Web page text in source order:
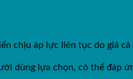
chịu áp lực liên tục do giá cả
dùng lựa chọn, có thể đáp